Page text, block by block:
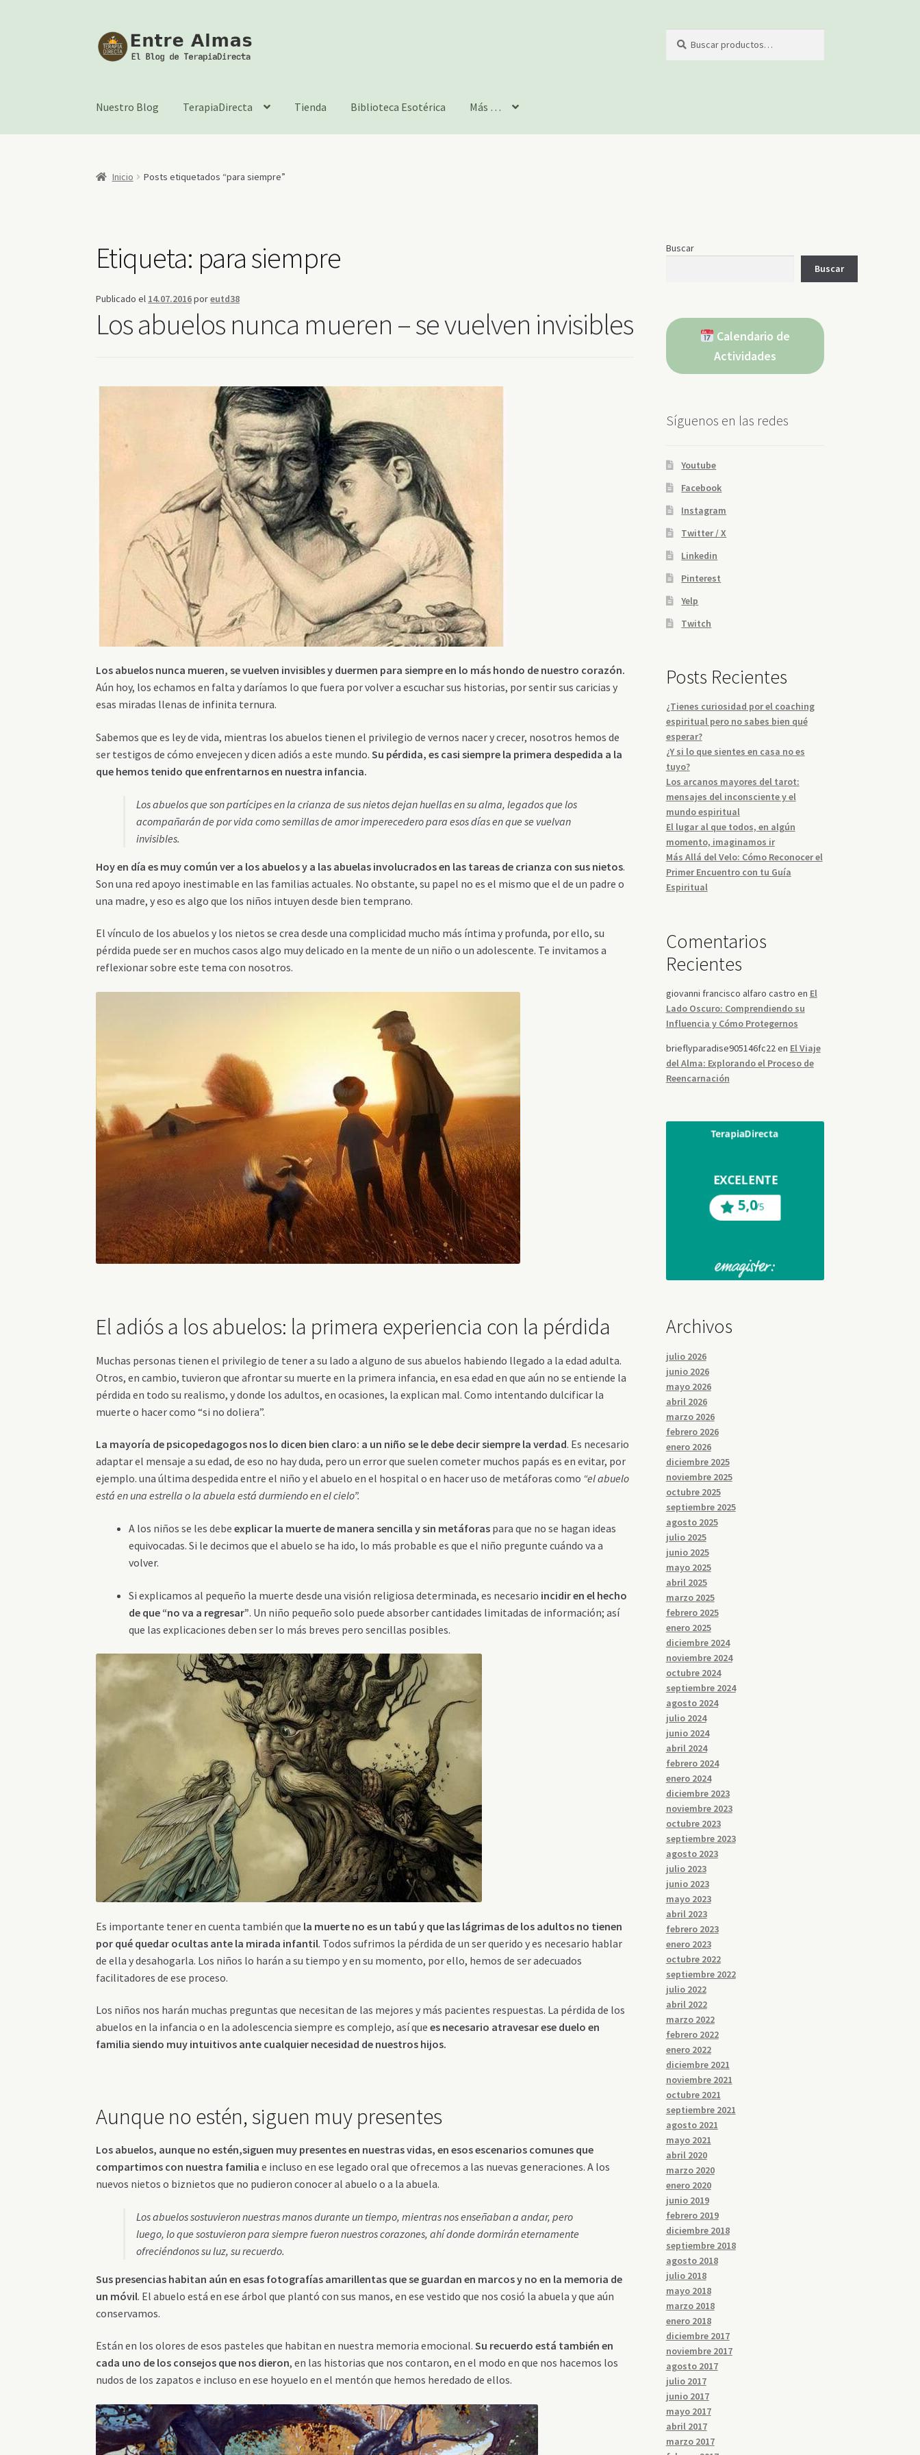
Ir
a
Ir
al
por:
Nuestro Blog TerapiaDirecta Tienda Biblioteca Esotérica Más …
Inicio Posts etiquetados “para siempre”
Etiqueta: para siempre
Publicado el 14.07.2016poreutd38
Los abuelos nunca mueren – se vuelven invisibles
Los abuelos nunca mueren, se vuelven invisibles y duermen para siempre en lo más hondo de nuestro corazón.
Aún hoy, los echamos en falta y daríamos lo que fuera por volver a escuchar sus historias, por sentir sus caricias y
esas miradas llenas de infinita ternura.
Sabemos que es ley de vida, mientras los abuelos tienen el privilegio de vernos nacer y crecer, nosotros hemos de
ser testigos de cómo envejecen y dicen adiós a este mundo.Su pérdida, es casi siempre la primera despedida a la
que hemos tenido que enfrentarnos en nuestra infancia.
Los abuelos que son partícipes en la crianza de sus nietos dejan huellas en su alma, legados que los
acompañarán de por vida como semillas de amor imperecedero para esos días en que se vuelvan
invisibles.
Hoy en día es muy común ver a los abuelos y a las abuelas involucrados en las tareas de crianza con sus nietos.
Son una red apoyo inestimable en las familias actuales. No obstante, su papel no es el mismo que el de un padre o
una madre, y eso es algo que los niños intuyen desde bien temprano.
El vínculo de los abuelos y los nietos se crea desde una complicidad mucho más íntima y profunda, por ello, su
pérdida puede ser en muchos casos algo muy delicado en la mente de un niño o un adolescente. Te invitamos a
reflexionar sobre este tema con nosotros.
El adiós a los abuelos: la primera experiencia con la pérdida
Muchas personas tienen el privilegio de tener a su lado a alguno de sus abuelos habiendo llegado a la edad adulta.
Otros, en cambio, tuvieron que afrontar su muerte en la primera infancia, en esa edad en que aún no se entiende la
pérdida en todo su realismo, y donde los adultos, en ocasiones, la explican mal. Como intentando dulcificar la
muerte o hacer como “si no doliera”.
La mayoría de psicopedagogos nos lo dicen bien claro: a un niño se le debe decir siempre la verdad. Es necesario
adaptar el mensaje a su edad, de eso no hay duda, pero un error que suelen cometer muchos papás es en evitar, por
ejemplo. una última despedida entre el niño y el abuelo en el hospital o en hacer uso de metáforas como “el abuelo
está en una estrella o la abuela está durmiendo en el cielo”.
A los niños se les debeexplicar la muerte de manera sencilla y sin metáforas para que no se hagan ideas
equivocadas. Si le decimos que el abuelo se ha ido, lo más probable es que el niño pregunte cuándo va a
volver.
Si explicamos al pequeño la muerte desde una visión religiosa determinada, es necesario incidir en el hecho
de que “no va a regresar”. Un niño pequeño solo puede absorber cantidades limitadas de información; así
que las explicaciones deben ser lo más breves pero sencillas posibles.
Es importante tener en cuenta también que la muerte no es un tabú y que las lágrimas de los adultos no tienen
por qué quedar ocultas ante la mirada infantil. Todos sufrimos la pérdida de un ser querido y es necesario hablar
de ella y desahogarla. Los niños lo harán a su tiempo y en su momento, por ello, hemos de ser adecuados
facilitadores de ese proceso.
Los niños nos harán muchas preguntas que necesitan de las mejores y más pacientes respuestas. La pérdida de los
abuelos en la infancia o en la adolescencia siempre es complejo, así que es necesario atravesar ese duelo en
familia siendo muy intuitivos ante cualquier necesidad de nuestros hijos.
Aunque no estén, siguen muy presentes
Los abuelos, aunque no estén,siguen muy presentes en nuestras vidas, en esos escenarios comunes que
compartimos con nuestra familia e incluso en ese legado oral que ofrecemos a las nuevas generaciones. A los
nuevos nietos o biznietos que no pudieron conocer al abuelo o a la abuela.
Los abuelos sostuvieron nuestras manos durante un tiempo, mientras nos enseñaban a andar, pero
luego, lo que sostuvieron para siempre fueron nuestros corazones, ahí donde dormirán eternamente
ofreciéndonos su luz, su recuerdo.
Sus presencias habitan aún en esas fotografías amarillentas que se guardan en marcos y no en la memoria de
un móvil. El abuelo está en ese árbol que plantó con sus manos, en ese vestido que nos cosió la abuela y que aún
conservamos.
Están en los olores de esos pasteles que habitan en nuestra memoria emocional. Su recuerdo está también en
cada uno de los consejos que nos dieron, en las historias que nos contaron, en el modo en que nos hacemos los
nudos de los zapatos e incluso en ese hoyuelo en el mentón que hemos heredado de ellos.
Buscar
Buscar
Calendario de
Actividades
Síguenos en las redes
Youtube
Facebook
Instagram
Twitter / X
Linkedin
Pinterest
Yelp
Twitch
Posts Recientes
¿Tienes curiosidad por el coaching
espiritual pero no sabes bien qué
esperar?
¿Y si lo que sientes en casa no es
tuyo?
Los arcanos mayores del tarot:
mensajes del inconsciente y el
mundo espiritual
El lugar al que todos, en algún
momento, imaginamos ir
Más Allá del Velo: Cómo Reconocer el
Primer Encuentro con tu Guía
Espiritual
Comentarios
Recientes
giovanni francisco alfaro castro en El
Lado Oscuro: Comprendiendo su
Influencia y Cómo Protegernos
brieflyparadise905146fc22en El Viaje
del Alma: Explorando el Proceso de
Reencarnación
Archivos
julio 2026
junio 2026
mayo 2026
abril 2026
marzo 2026
febrero 2026
enero 2026
diciembre 2025
noviembre 2025
octubre 2025
septiembre 2025
agosto 2025
julio 2025
junio 2025
mayo 2025
abril 2025
marzo 2025
febrero 2025
enero 2025
diciembre 2024
noviembre 2024
octubre 2024
septiembre 2024
agosto 2024
julio 2024
junio 2024
abril 2024
febrero 2024
enero 2024
diciembre 2023
noviembre 2023
octubre 2023
septiembre 2023
agosto 2023
julio 2023
junio 2023
mayo 2023
abril 2023
febrero 2023
enero 2023
octubre 2022
septiembre 2022
julio 2022
abril 2022
marzo 2022
febrero 2022
enero 2022
diciembre 2021
noviembre 2021
octubre 2021
septiembre 2021
agosto 2021
mayo 2021
abril 2020
marzo 2020
enero 2020
junio 2019
febrero 2019
diciembre 2018
septiembre 2018
agosto 2018
julio 2018
mayo 2018
marzo 2018
enero 2018
diciembre 2017
noviembre 2017
agosto 2017
julio 2017
junio 2017
mayo 2017
abril 2017
marzo 2017